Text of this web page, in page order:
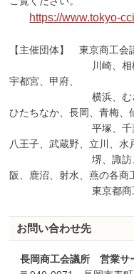
https://www.tokyo-
【主催団体】 東京商工会
川崎、相模原、川
宇都宮、甲府、
横浜、むさし府中
ひたちなか、長岡、青梅、
平塚、千葉、郡山
八王子、武蔵野、立川、水
堺、諏訪、下諏訪
阪、鹿沼、射水、燕の各商
東京都商工会
お問い合わせ先
長岡商工会議所 営業サ